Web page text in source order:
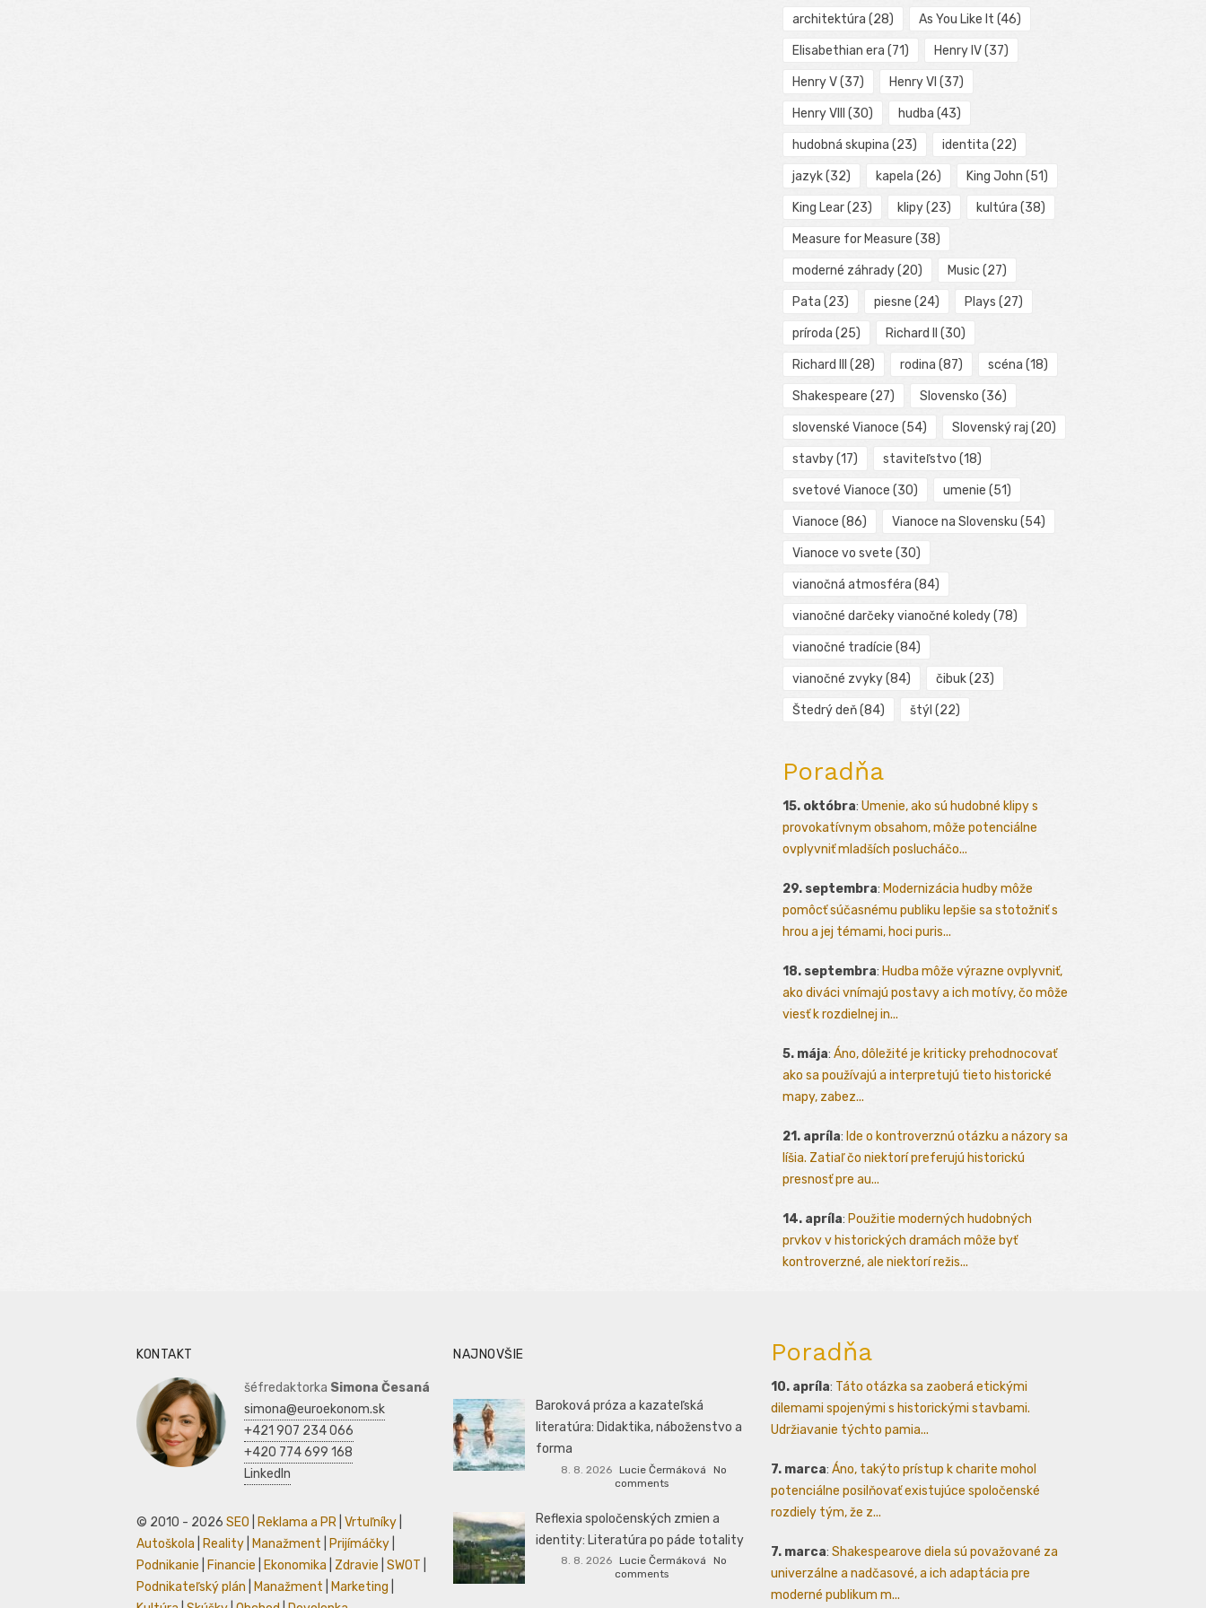
architektúra (28) As You Like It (46)
Elisabethian era (71) Henry IV(37)
Henry V(37) Henry VI (37)
Henry VIII (30) hudba (43)
hudobná skupina (23) identita (22)
jazyk(32) kapela (26) King John (51)
King Lear(23) klipy(23) kultúra (38)
Measure for Measure (38)
moderné záhrady(20) Music (27)
Pata (23) piesne (24) Plays (27)
príroda (25) Richard II (30)
Richard III (28) rodina (87) scéna (18)
Shakespeare (27) Slovensko (36)
slovenské Vianoce (54) Slovenský raj (20)
stavby(17) staviteľstvo (18)
svetové Vianoce (30) umenie (51)
Vianoce (86) Vianoce na Slovensku (54)
Vianoce vo svete (30)
vianočná atmosféra (84)
vianočné darčeky vianočné koledy(78)
vianočné tradície (84)
vianočné zvyky(84) čibuk(23)
Štedrý deň(84) štýl (22)
Poradňa
15. októbra: Umenie, ako sú hudobné klipy s
provokatívnym obsahom, môže potenciálne
ovplyvniť mladších poslucháčo...
29. septembra: Modernizácia hudby môže
pomôcť súčasnému publiku lepšie sa stotožniť s
hrou a jej témami, hoci puris...
18. septembra: Hudba môže výrazne ovplyvniť,
ako diváci vnímajú postavy a ich motívy, čo môže
viesť k rozdielnej in...
5. mája: Áno, dôležité je kriticky prehodnocovať
ako sa používajú a interpretujú tieto historické
mapy, zabez...
21. apríla: Ide o kontroverznú otázku a názory sa
líšia. Zatiaľ čo niektorí preferujú historickú
presnosť pre au...
14. apríla: Použitie moderných hudobných
prvkov v historických dramách môže byť
kontroverzné, ale niektorí režis...
KONTAKT
šéfredaktorka Simona Česaná
simona@euroekonom.sk
+421 907 234 066
+420 774 699 168
LinkedIn
© 2010 - 2026 SEO Reklama a PR Vrtuľníky
Autoškola
Reality Manažment Prijímáčky
Podnikanie
Financie Ekonomika Zdravie SWOT
Podnikateľský plán
Manažment Marketing
NAJNOVŠIE
Baroková próza a kazateľská
literatúra: Didaktika, náboženstvo a
forma
8. 8. 2026 Lucie Čermáková
No
comments
Reflexia spoločenských zmien a
identity: Literatúra po páde totality
8. 8. 2026 Lucie Čermáková
No
comments
Poradňa
10. apríla: Táto otázka sa zaoberá etickými
dilemami spojenými s historickými stavbami.
Udržiavanie týchto pamia...
7. marca: Áno, takýto prístup k charite mohol
potenciálne posilňovať existujúce spoločenské
rozdiely tým, že z...
7. marca: Shakespearove diela sú považované za
univerzálne a nadčasové, a ich adaptácia pre
moderné publikum m...